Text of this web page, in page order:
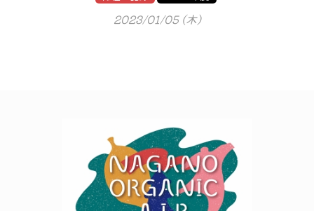
2023/01/05 (木)